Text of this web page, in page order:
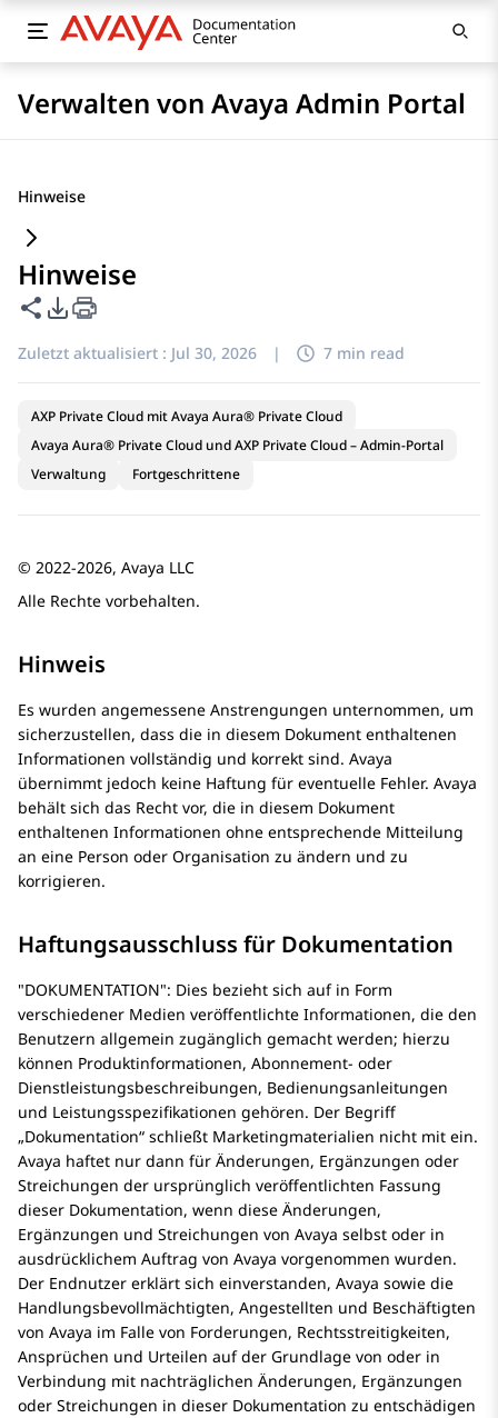
Verwalten von Avaya Admin Portal
Hinweise
Hinweise
Diese Seite teilen
PDF-Exportoptionen
Zuletzt aktualisiert : Jul 30, 2026 | 7 min read
AXP Private Cloud mit Avaya Aura® Private Cloud
Avaya Aura® Private Cloud und AXP Private Cloud – Admin-Portal
Verwaltung
Fortgeschrittene
© 2022-2026, Avaya LLC
Alle Rechte vorbehalten.
Hinweis
Es wurden angemessene Anstrengungen unternommen, um
sicherzustellen, dass die in diesem Dokument enthaltenen
Informationen vollständig und korrekt sind. Avaya
übernimmt jedoch keine Haftung für eventuelle Fehler. Avaya
behält sich das Recht vor, die in diesem Dokument
enthaltenen Informationen ohne entsprechende Mitteilung
an eine Person oder Organisation zu ändern und zu
korrigieren.
Haftungsausschluss für Dokumentation
DOKUMENTATION : Dies bezieht sich auf in Form
verschiedener Medien veröffentlichte Informationen, die den
Benutzern allgemein zugänglich gemacht werden; hierzu
können Produktinformationen, Abonnement- oder
Dienstleistungsbeschreibungen, Bedienungsanleitungen
und Leistungsspezifikationen gehören. Der Begriff
„Dokumentation“ schließt Marketingmaterialien nicht mit ein.
Avaya haftet nur dann für Änderungen, Ergänzungen oder
Streichungen der ursprünglich veröffentlichten Fassung
dieser Dokumentation, wenn diese Änderungen,
Ergänzungen und Streichungen von Avaya selbst oder in
ausdrücklichem Auftrag von Avaya vorgenommen wurden.
Der Endnutzer erklärt sich einverstanden, Avaya sowie die
Handlungsbevollmächtigten, Angestellten und Beschäftigten
von Avaya im Falle von Forderungen, Rechtsstreitigkeiten,
Ansprüchen und Urteilen auf der Grundlage von oder in
Verbindung mit nachträglichen Änderungen, Ergänzungen
oder Streichungen in dieser Dokumentation zu entschädigen